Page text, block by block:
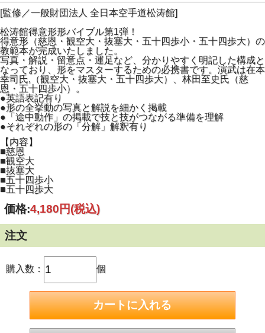
[監修／一般財団法人 全日本空手道松涛館]
松涛館得意形形バイブル第1弾！
得意形（慈恩・観空大・抜塞大・五十四歩小・五十四歩大）の
教範本が完成いたしました。
写真・解説・留意点・運足など、分かりやすく明記した構成と
なっており、形をマスターするための必携書です。演武は在本
幸司氏,（観空大・抜塞大・五十四歩大）、林田至史氏（慈
恩・五十四歩小）。
●英語表記有り
●形の全挙動の写真と解説を細かく掲載
●「途中動作」の掲載で技と技がつながる準備を理解
●それぞれの形の「分解」解釈有り
【内容】
■慈恩
■観空大
■抜塞大
■五十四歩小
■五十四歩大
価格:4,180円(税込)
注文
購入数： 個